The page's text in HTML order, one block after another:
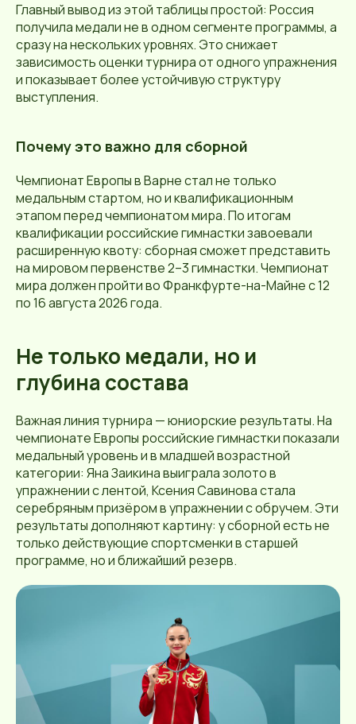
Главный вывод из этой таблицы простой: Россия
получила медали не в одном сегменте программы, а
сразу на нескольких уровнях. Это снижает
зависимость оценки турнира от одного упражнения
и показывает более устойчивую структуру
выступления.
Почему это важно для сборной
Чемпионат Европы в Варне стал не только
медальным стартом, но и квалификационным
этапом перед чемпионатом мира. По итогам
квалификации российские гимнастки завоевали
расширенную квоту: сборная сможет представить
на мировом первенстве 2–3 гимнастки. Чемпионат
мира должен пройти во Франкфурте-на-Майне с 12
по 16 августа 2026 года.
Не только медали, но и
глубина состава
Важная линия турнира — юниорские результаты. На
чемпионате Европы российские гимнастки показали
медальный уровень и в младшей возрастной
категории: Яна Заикина выиграла золото в
упражнении с лентой, Ксения Савинова стала
серебряным призёром в упражнении с обручем. Эти
результаты дополняют картину: у сборной есть не
только действующие спортсменки в старшей
программе, но и ближайший резерв.